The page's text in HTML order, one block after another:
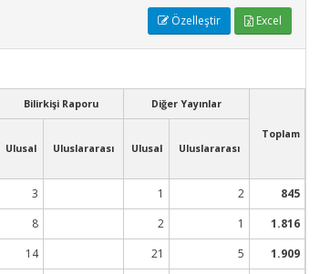
Özelleştir Excel
Bilirkişi Raporu Diğer Yayınlar
Toplam
Ulusal Uluslararası Ulusal
Uluslararası
3 1 2 845
8 2 1 1.816
14 21 5 1.909